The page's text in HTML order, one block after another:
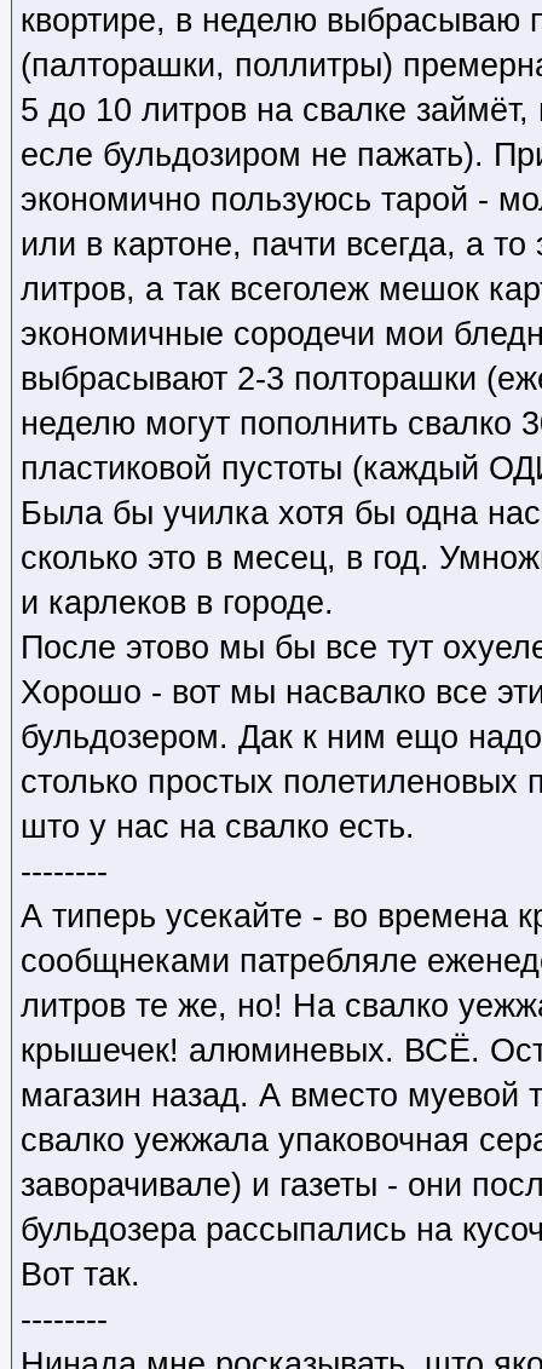
квортире, в неделю выбрасываю
(палторашки, поллитры)
5 до 10 литров на свалке
есле бульдозиром не пажать).
экономично пользуюсь тарой -
или в картоне, пачти всегда, а
литров, а так всеголеж мешок
экономичные сородечи мои
выбрасывают 2-3 полторашки
неделю могут пополнить свалко
пластиковой пустоты (каждый
Была бы училка хотя бы одна
сколько это в месец, в год.
и карлеков в городе.
После этово мы бы все тут
Хорошо - вот мы насвалко все
бульдозером. Дак к ним ещо
столько простых полетиленовых
што у нас на свалко есть.
--------
А типерь усекайте - во времена
сообщнеками патребляле
литров те же, но! На свалко
крышечек! алюминевых. ВСЁ.
магазин назад. А вместо муевой
свалко уежжала упаковочная
заворачивале) и газеты - они
бульдозера рассыпались на
Вот так.
--------